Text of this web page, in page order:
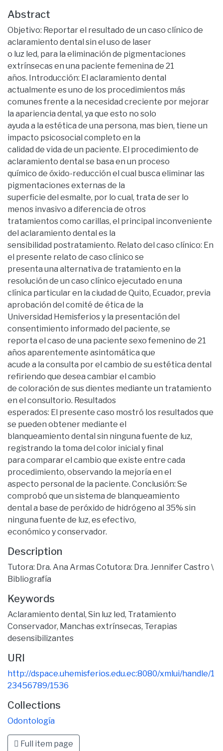
Abstract
Objetivo: Reportar el resultado de un caso clínico de
aclaramiento dental sin el uso de laser
o luz led, para la eliminación de pigmentaciones
extrínsecas en una paciente femenina de 21
años. Introducción: El aclaramiento dental
actualmente es uno de los procedimientos más
comunes frente a la necesidad creciente por mejorar
la apariencia dental, ya que esto no solo
ayuda a la estética de una persona, mas bien, tiene un
impacto psicosocial completo en la
calidad de vida de un paciente. El procedimiento de
aclaramiento dental se basa en un proceso
químico de óxido-reducción el cual busca eliminar las
pigmentaciones externas de la
superficie del esmalte, por lo cual, trata de ser lo
menos invasivo a diferencia de otros
tratamientos como carillas, el principal inconveniente
del aclaramiento dental es la
sensibilidad postratamiento. Relato del caso clínico: En
el presente relato de caso clínico se
presenta una alternativa de tratamiento en la
resolución de un caso clínico ejecutado en una
clínica particular en la ciudad de Quito, Ecuador, previa
aprobación del comité de ética de la
Universidad Hemisferios y la presentación del
consentimiento informado del paciente, se
reporta el caso de una paciente sexo femenino de 21
años aparentemente asintomática que
acude a la consulta por el cambio de su estética dental
refiriendo que desea cambiar el cambio
de coloración de sus dientes mediante un tratamiento
en el consultorio. Resultados
esperados: El presente caso mostró los resultados que
se pueden obtener mediante el
blanqueamiento dental sin ninguna fuente de luz,
registrando la toma del color inicial y final
para comparar el cambio que existe entre cada
procedimiento, observando la mejoría en el
aspecto personal de la paciente. Conclusión: Se
comprobó que un sistema de blanqueamiento
dental a base de peróxido de hidrógeno al 35% sin
ninguna fuente de luz, es efectivo,
económico y conservador.
Description
Tutora: Dra. Ana Armas Cotutora: Dra. Jennifer Castro \
Bibliografía
Keywords
Aclaramiento dental, Sin luz led, Tratamiento
Conservador, Manchas extrínsecas, Terapias
desensibilizantes
URI
http://dspace.uhemisferios.edu.ec:8080/xmlui/handle/1
23456789/1536
Collections
Odontología
Full item page